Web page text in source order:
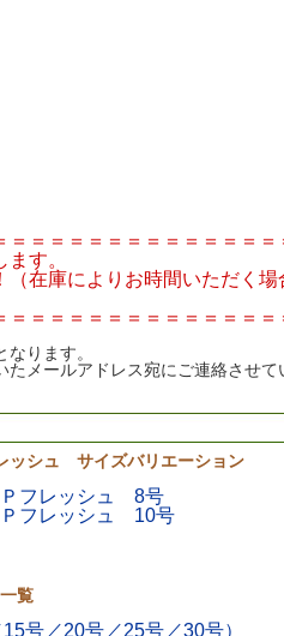
＝＝＝＝＝＝＝＝＝＝＝＝＝＝
す。
（在庫によりお時間いただく場
＝＝＝＝＝＝＝＝＝＝＝＝＝＝
ります。
たメールアドレス宛にご連絡させて
ッシュ サイズバリエーション
Ｐフレッシュ 8号
Ｐフレッシュ 10号
覧
号／20号／25号／30号）